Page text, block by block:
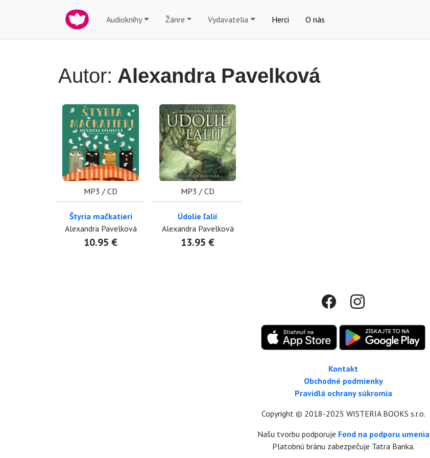
Audioknihy Žánre Vydavatelia Herci O nás
Autor: Alexandra Pavelková
MP3 / CD
Štyria mačkatieri
Alexandra Pavelková
10.95 €
MP3 / CD
Údolie ľalií
Alexandra Pavelková
13.95 €
Kontakt
Obchodné podmienky
Pravidlá ochrany súkromia
Copyright © 2018-2025 WISTERIA BOOKS s.r.o.
Našu tvorbu podporuje Fond na podporu umenia
Platobnú bránu zabezpečuje Tatra Banka.